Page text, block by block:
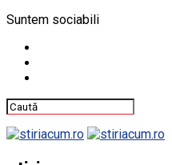
Suntem sociabili